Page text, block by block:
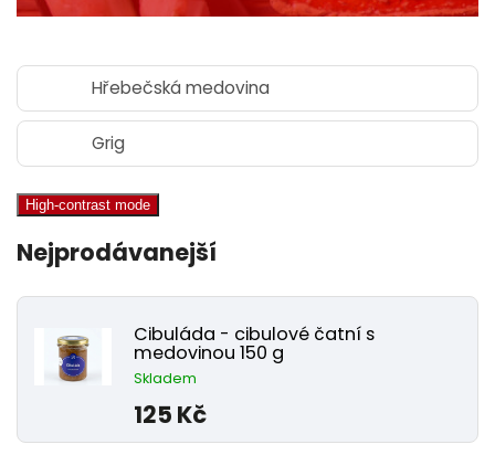
Hřebečská medovina
Grig
High-contrast mode
Nejprodávanejší
Cibuláda - cibulové čatní s
medovinou 150 g
Skladem
125 Kč